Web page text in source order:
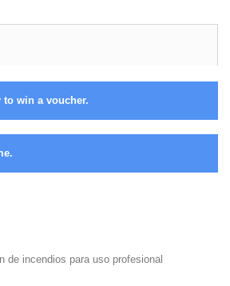
to win a voucher.
de incendios para uso profesional